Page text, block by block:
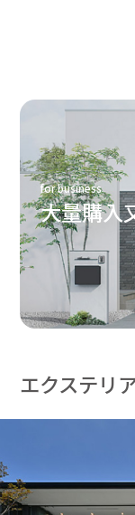
for business
大量購入
エクステリ